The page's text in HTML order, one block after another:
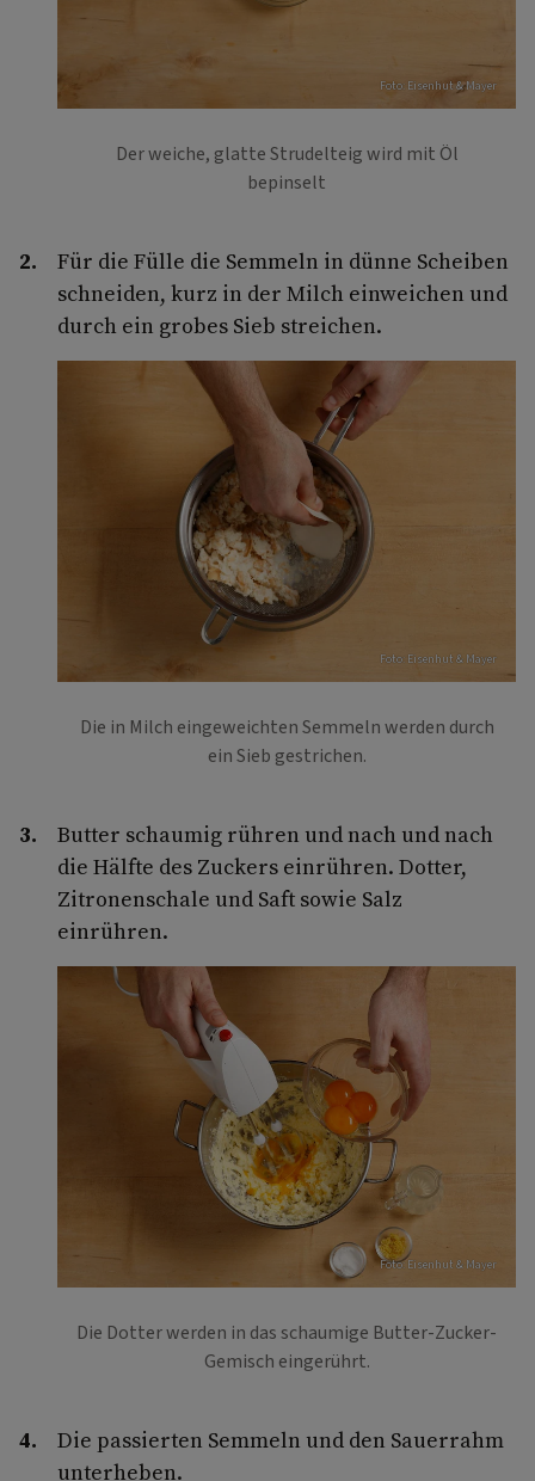
Foto: Eisenhut & Mayer
Der weiche, glatte Strudelteig wird mit Öl
bepinselt
Für die Fülle die Semmeln in dünne Scheiben
schneiden, kurz in der Milch einweichen und
durch ein grobes Sieb streichen.
Foto: Eisenhut & Mayer
Die in Milch eingeweichten Semmeln werden durch
ein Sieb gestrichen.
Butter schaumig rühren und nach und nach
die Hälfte des Zuckers einrühren. Dotter,
Zitronenschale und Saft sowie Salz
einrühren.
Foto: Eisenhut & Mayer
Die Dotter werden in das schaumige Butter-Zucker-
Gemisch eingerührt.
Die passierten Semmeln und den Sauerrahm
unterheben.